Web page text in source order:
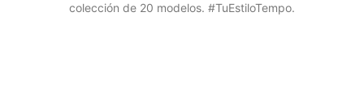
colección de 20 modelos. #TuEstiloTempo.